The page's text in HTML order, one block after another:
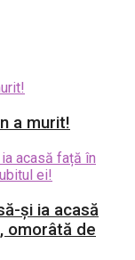
a murit!
și ia acasă
omorâtă de